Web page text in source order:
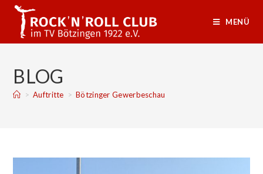
MENÜ
BLOG
> Auftritte > Bötzinger Gewerbeschau